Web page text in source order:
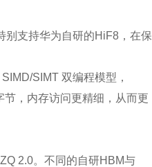
别支持华为自研的HiF8，在保
SIMT 双编程模型，
节，内存访问更精细，从而更
2.0。不同的自研HBM与